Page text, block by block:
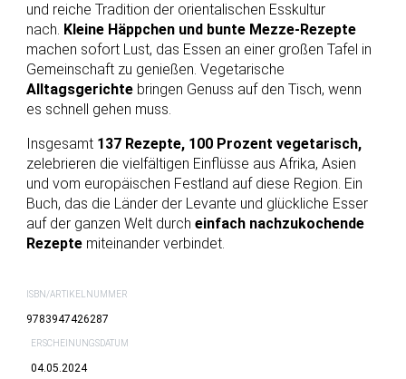
und reiche Tradition der orientalischen Esskultur
nach. Kleine Häppchen und bunte Mezze-Rezepte
machen sofort Lust, das Essen an einer großen Tafel in
Gemeinschaft zu genießen. Vegetarische
Alltagsgerichtebringen Genuss auf den Tisch, wenn
es schnell gehen muss.
Insgesamt 137 Rezepte, 100 Prozent vegetarisch,
zelebrieren die vielfältigen Einflüsse aus Afrika, Asien
und vom europäischen Festland auf diese Region. Ein
Buch, das die Länder der Levante und glückliche Esser
auf der ganzen Welt durch einfach nachzukochende
Rezeptemiteinander verbindet.
ISBN/ARTIKELNUMMER
9783947426287
ERSCHEINUNGSDATUM
04.05.2024